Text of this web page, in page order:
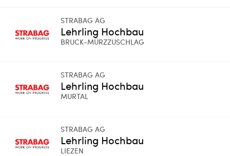
STRABAG AG
Lehrling Hochbau
BRUCK-MÜRZZUSCHLAG
STRABAG AG
Lehrling Hochbau
MURTAL
STRABAG AG
Lehrling Hochbau
LIEZEN